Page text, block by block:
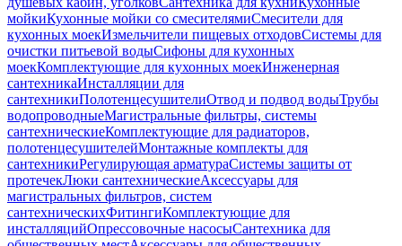
мойкиКухонные мойки со смесителямиСмесители для
кухонных моекИзмельчители пищевых отходовСистемы для
очистки питьевой водыСифоны для кухонных
моекКомплектующие для кухонных моекИнженерная
сантехникаИнсталляции для
сантехникиПолотенцесушителиОтвод и подвод водыТрубы
водопроводныеМагистральные фильтры, системы
сантехническиеКомплектующие для радиаторов,
полотенцесушителейМонтажные комплекты для
сантехникиРегулирующая арматураСистемы защиты от
протечекЛюки сантехническиеАксессуары для
магистральных фильтров, систем
сантехническихФитингиКомплектующие для
инсталляцийОпрессовочные насосыСантехника для